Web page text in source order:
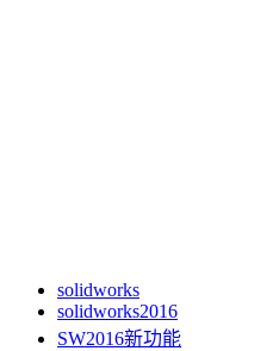
solidworks
solidworks2016
SW2016新功能